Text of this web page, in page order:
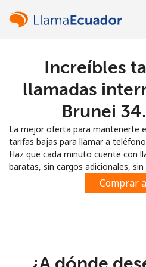
Increíbles
llamadas
Brunei
La mejor oferta para mantenerte
tarifas bajas para llamar a
Haz que cada minuto cuente con
baratas, sin cargos adicionales,
Comprar